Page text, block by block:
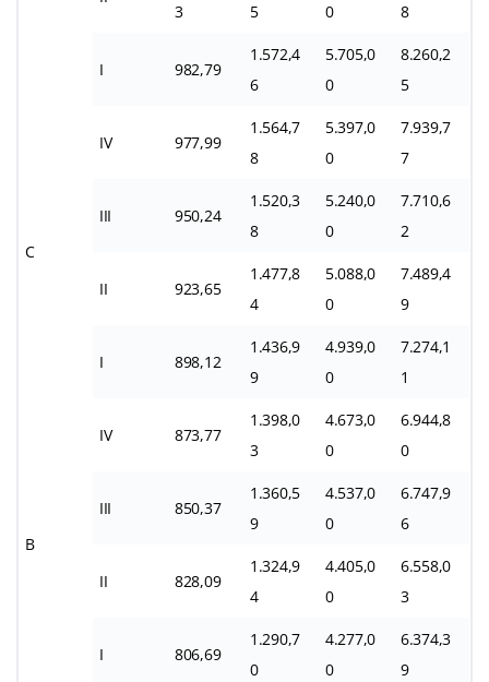
3 5 0 8
I 982,79
1.572,4
6
5.705,0
0
8.260,2
5
C
IV 977,99
1.564,7
8
5.397,0
0
7.939,7
7
III 950,24
1.520,3
8
5.240,0
0
7.710,6
2
II 923,65
1.477,8
4
5.088,0
0
7.489,4
9
I 898,12
1.436,9
9
4.939,0
0
7.274,1
1
B
IV 873,77
1.398,0
3
4.673,0
0
6.944,8
0
III 850,37
1.360,5
9
4.537,0
0
6.747,9
6
II 828,09
1.324,9
4
4.405,0
0
6.558,0
3
I 806,69
1.290,7
0
4.277,0
0
6.374,3
9